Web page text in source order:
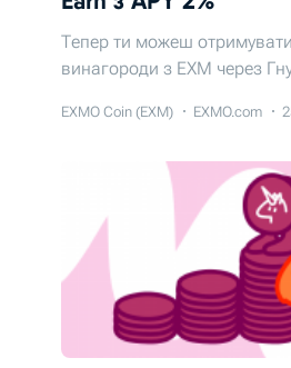
Тепер ти можеш
винагороди з EXM через
EXMO Coin (EXM) EXMO.com